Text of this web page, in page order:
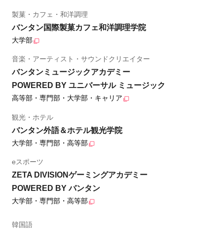
製菓・カフェ・和洋調理
バンタン国際製菓カフェ和洋調理学院
大学部
音楽・アーティスト・サウンドクリエイター
バンタンミュージックアカデミー
POWERED BY ユニバーサル ミュージック
高等部・専門部・大学部・キャリア
観光・ホテル
バンタン外語＆ホテル観光学院
大学部・専門部・高等部
eスポーツ
ZETA DIVISIONゲーミングアカデミー
POWERED BY バンタン
大学部・専門部・高等部
韓国語